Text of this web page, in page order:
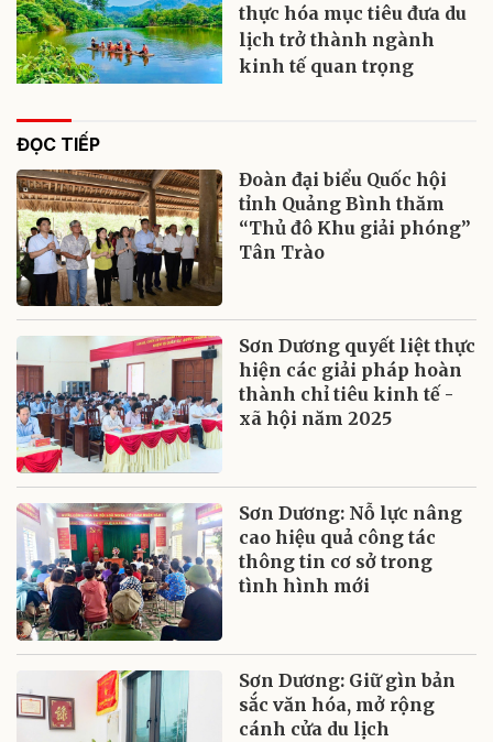
thực hóa mục tiêu đưa du
lịch trở thành ngành
kinh tế quan trọng
ĐỌC TIẾP
Đoàn đại biểu Quốc hội
tỉnh Quảng Bình thăm
“Thủ đô Khu giải phóng”
Tân Trào
Sơn Dương quyết liệt thực
hiện các giải pháp hoàn
thành chỉ tiêu kinh tế -
xã hội năm 2025
Sơn Dương: Nỗ lực nâng
cao hiệu quả công tác
thông tin cơ sở trong
tình hình mới
Sơn Dương: Giữ gìn bản
sắc văn hóa, mở rộng
cánh cửa du lịch